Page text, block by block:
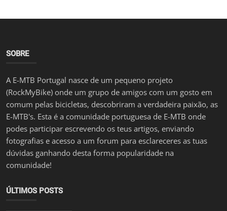
SOBRE
A E-MTB Portugal nasce de um pequeno projeto
(RockMyBike) onde um grupo de amigos com um gosto em
comum pelas bicicletas, descobriram a verdadeira paixão, as
E-MTB's. Esta é a comunidade portuguesa de E-MTB onde
podes participar escrevendo os teus artigos, enviando
fotografias e acesso a um forum para esclareceres as tuas
dúvidas ganhando desta forma popularidade na
comunidade!
ÚLTIMOS POSTS